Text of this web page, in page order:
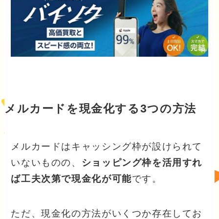
メルカードを現金化する3つの方法
メルカードはキャッシング枠が設けられて
いないものの、
ショッピング枠を活用すれ
ば工夫次第で現金化が可能です。
ただ、現金化の方法がいくつか存在してお